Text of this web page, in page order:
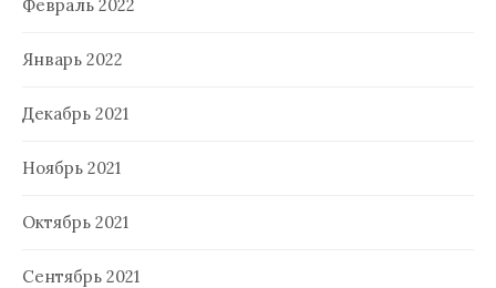
Февраль 2022
Январь 2022
Декабрь 2021
Ноябрь 2021
Октябрь 2021
Сентябрь 2021